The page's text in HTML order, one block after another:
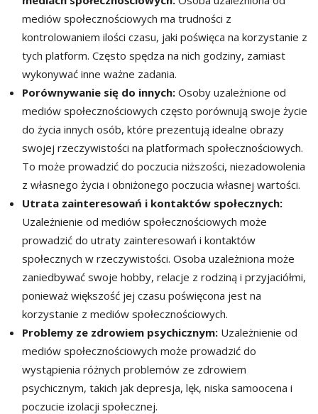
mediów społecznościowych ma trudności z
kontrolowaniem ilości czasu, jaki poświęca na korzystanie z
tych platform. Często spędza na nich godziny, zamiast
wykonywać inne ważne zadania.
Porównywanie się do innych: Osoby uzależnione od
mediów społecznościowych często porównują swoje życie
do życia innych osób, które prezentują idealne obrazy
swojej rzeczywistości na platformach społecznościowych.
To może prowadzić do poczucia niższości, niezadowolenia
z własnego życia i obniżonego poczucia własnej wartości.
Utrata zainteresowań i kontaktów społecznych:
Uzależnienie od mediów społecznościowych może
prowadzić do utraty zainteresowań i kontaktów
społecznych w rzeczywistości. Osoba uzależniona może
zaniedbywać swoje hobby, relacje z rodziną i przyjaciółmi,
ponieważ większość jej czasu poświęcona jest na
korzystanie z mediów społecznościowych.
Problemy ze zdrowiem psychicznym: Uzależnienie od
mediów społecznościowych może prowadzić do
wystąpienia różnych problemów ze zdrowiem
psychicznym, takich jak depresja, lęk, niska samoocena i
poczucie izolacji społecznej.